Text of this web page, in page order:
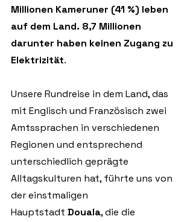
Millionen Kameruner (41 %) leben
auf dem Land. 8,7 Millionen
darunter haben keinen Zugang zu
Elektrizität.
Unsere Rundreise in dem Land, das
mit Englisch und Französisch zwei
Amtssprachen in verschiedenen
Regionen und entsprechend
unterschiedlich geprägte
Alltagskulturen hat, führte uns von
der einstmaligen
Hauptstadt Douala, die die